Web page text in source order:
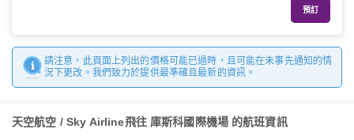
預訂
請注意，此頁面上列出的價格可能已過時，且可能在未事先通知的情
況下更改。我們致力於提供最準確且最新的資訊。
天空航空 / Sky Airline飛往 庫斯科國際機場 的航班資訊